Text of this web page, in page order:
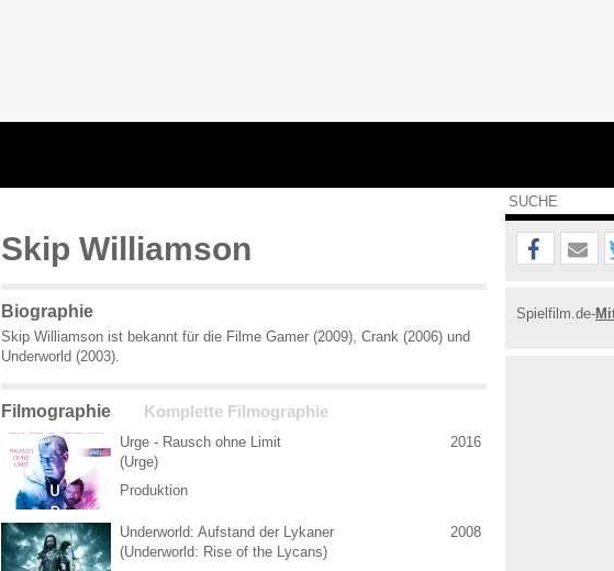
Skip Williamson
Biographie
Skip Williamson ist bekannt für die Filme Gamer (2009), Crank (2006) und
Underworld (2003).
Filmographie Komplette Filmographie
Urge - Rausch ohne Limit
(Urge)
Produktion
2016
Underworld: Aufstand der Lykaner
(Underworld: Rise of the Lycans)
2008
Spielfilm.de-